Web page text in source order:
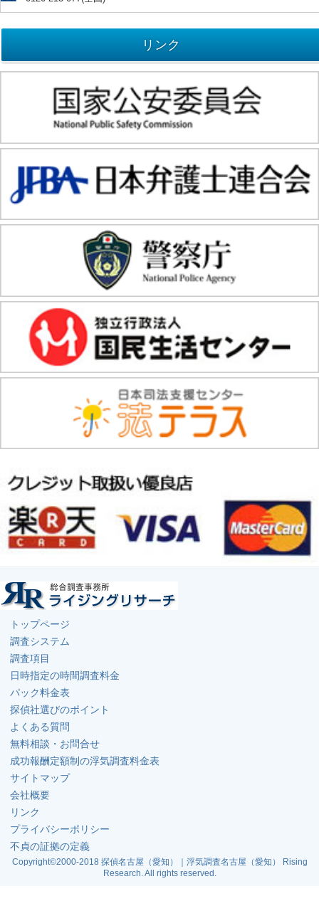
リンク
トップページ
調査システム
調査項目
日時指定の時間調査料金
パック料金表
探偵社選びのポイント
よくある質問
無料相談・お問合せ
成功報酬定額制の浮気調査料金表
サイトマップ
会社概要
リンク
プライバシーポリシー
不貞の証拠の定義
Copyright©2000-2018 探偵名古屋（愛知）｜浮気調査名古屋（愛知） Rising
Research. All rights reserved.